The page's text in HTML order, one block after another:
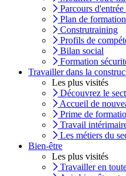
Parcours
Plan de formation
Construtraining
Profils de
Bilan social
Formation
Travailler dans la
Les plus visités
Découvrez le
Accueil de
Prime de
Travail
Les métiers du
Bien-être
Les plus visités
Travailler en